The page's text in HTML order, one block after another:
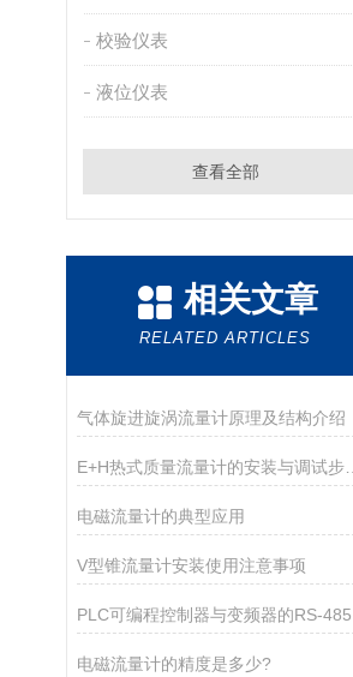
校验仪表
液位仪表
查看全部
相关文章
RELATED ARTICLES
气体旋进旋涡流量计原理及结构介绍
E+H热式质量流量计的安装与调试步骤说明
电磁流量计的典型应用
V型锥流量计安装使用注意事项
电磁流量计的精度是多少?